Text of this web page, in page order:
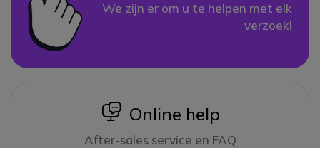
We zijn er om u te helpen met elk
verzoek!
icon
Online help
After-sales service en FAQ